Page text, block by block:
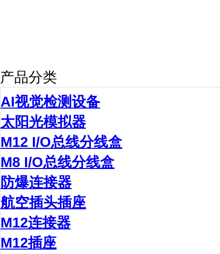
产品分类
AI视觉检测设备
太阳光模拟器
M12 I/O总线分线盒
M8 I/O总线分线盒
防爆连接器
航空插头插座
M12连接器
M12插座